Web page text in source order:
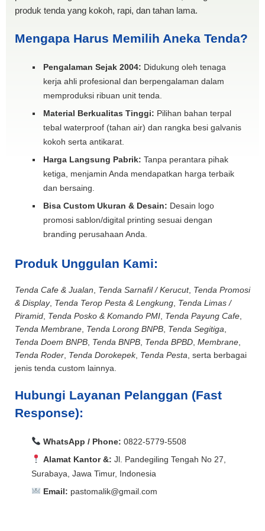
produk tenda yang kokoh, rapi, dan tahan lama.
Mengapa Harus Memilih Aneka Tenda?
Pengalaman Sejak 2004: Didukung oleh tenaga
kerja ahli profesional dan berpengalaman dalam
memproduksi ribuan unit tenda.
Material Berkualitas Tinggi: Pilihan bahan terpal
tebal waterproof (tahan air) dan rangka besi galvanis
kokoh serta antikarat.
Harga Langsung Pabrik: Tanpa perantara pihak
ketiga, menjamin Anda mendapatkan harga terbaik
dan bersaing.
Bisa Custom Ukuran & Desain: Desain logo
promosi sablon/digital printing sesuai dengan
branding perusahaan Anda.
Produk Unggulan Kami:
Tenda Cafe & Jualan Tenda Sarnafil / Kerucut, Tenda Promosi
& Display, Tenda Terop Pesta & Lengkung Tenda Limas /
Piramid Tenda Posko & Komando PMI Tenda Payung Cafe
Tenda Membrane Tenda Lorong BNPB Tenda Segitiga
Tenda Doem BNPB Tenda BNPB Tenda BPBD Membrane
Tenda Roder Tenda Dorokepek, Tenda Pesta , serta berbagai
jenis tenda custom lainnya.
Hubungi Layanan Pelanggan (Fast
Response):
WhatsApp / Phone: 0822-5779-5508
Alamat Kantor &: Jl. Pandegiling Tengah No 27,
Surabaya, Jawa Timur, Indonesia
Email: pastomalik@gmail.com